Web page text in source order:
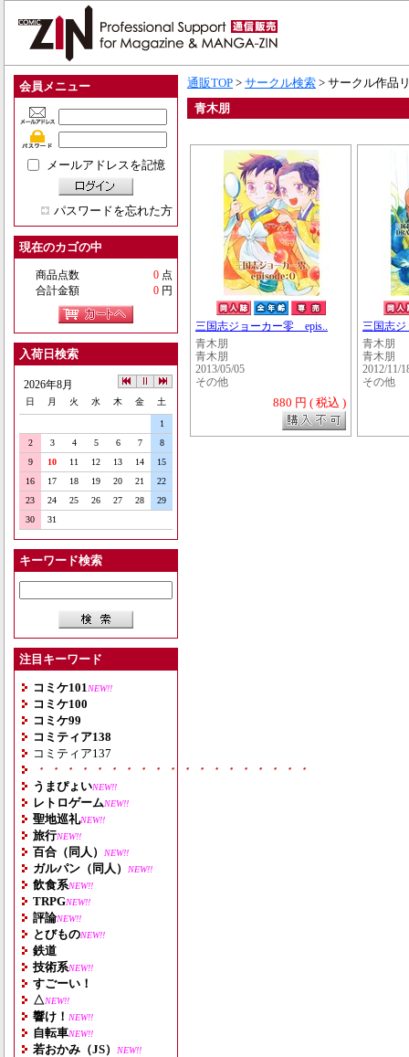
会員メニュー
メールアドレスを記憶
パスワードを忘れた方
現在のカゴの中
商品点数 0 点
合計金額
0 円
入荷日検索
2026年8月
日 月 火 水 木 金 土
1
2
3 4 5 6 7
8
9
10 11 12 13 14
15
16
17 18 19 20 21
22
23
24 25 26 27 28
29
30
31
キーワード検索
注目キーワード
コミケ101 NEW!!
コミケ100
コミケ99
コミティア138
コミティア137
・・・・・・・・・・・・・・・・・・・
うまぴょいNEW!!
レトロゲームNEW!!
聖地巡礼NEW!!
旅行NEW!!
百合（同人） NEW!!
ガルパン（同人） NEW!!
飲食系NEW!!
TRPGNEW!!
評論NEW!!
とびものNEW!!
鉄道
技術系NEW!!
すごーい！
△NEW!!
響け！ NEW!!
自転車NEW!!
若おかみ（JS） NEW!!
通販TOP > サークル検索 > サークル作品
青木朋
三国志ジョーカー零 epis..
青木朋
青木朋
2013/05/05
その他
880 円 ( 税込 )
三国志
青木朋
青木朋
2012/11/
その他